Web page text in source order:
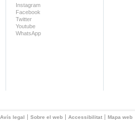
Instagram
Facebook
Twitter
Youtube
WhatsApp
Avís legal Sobre el web Accessibilitat Mapa web